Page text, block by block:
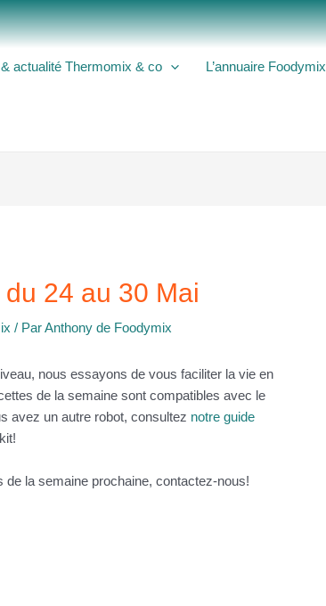
actualité Thermomix & co L’annuaire Foodymix
24 au 30 Mai
/ ParAnthony de Foodymix
nous essayons de vous faciliter la vie en
de la semaine sont compatibles avec le
avez un autre robot, consultez notre guide
la semaine prochaine, contactez-nous!